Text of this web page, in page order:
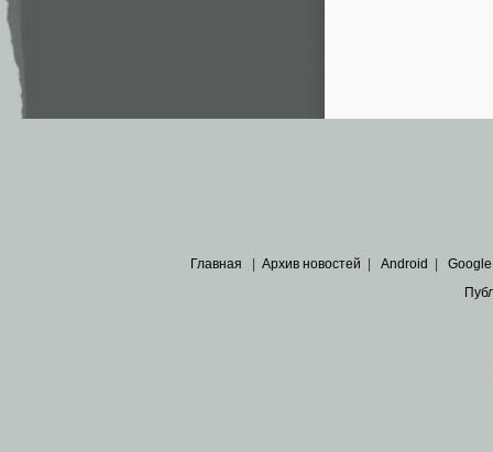
Главная Архив новостей Android Google